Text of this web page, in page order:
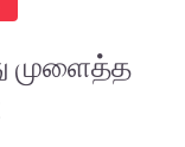
முளைத்த